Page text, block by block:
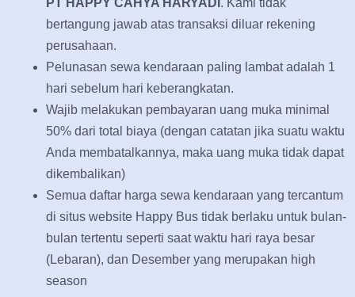
PT HAPPY CAHYA HARYADI . Kami tidak
bertangung jawab atas transaksi diluar rekening
perusahaan.
Pelunasan sewa kendaraan paling lambat adalah 1
hari sebelum hari keberangkatan.
Wajib melakukan pembayaran uang muka minimal
50% dari total biaya (dengan catatan jika suatu waktu
Anda membatalkannya, maka uang muka tidak dapat
dikembalikan)
Semua daftar harga sewa kendaraan yang tercantum
di situs website Happy Bus tidak berlaku untuk bulan-
bulan tertentu seperti saat waktu hari raya besar
(Lebaran), dan Desember yang merupakan high
season